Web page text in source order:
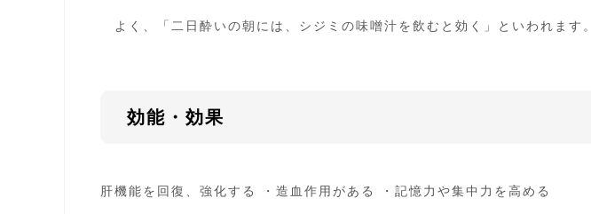
よく、「二日酔いの朝には、シジミの味噌汁を飲むと効く」といわれます。
効能・効果
肝機能を回復、強化する ・造血作用がある ・記憶力や集中力を高める